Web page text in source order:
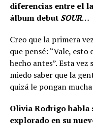
diferencias entre el
álbum debut SOUR…
Creo que la primera
que pensé: “Vale,
hecho antes”. Esta
miedo saber que la
quizá le pongan
Olivia Rodrigo habla
explorado en su